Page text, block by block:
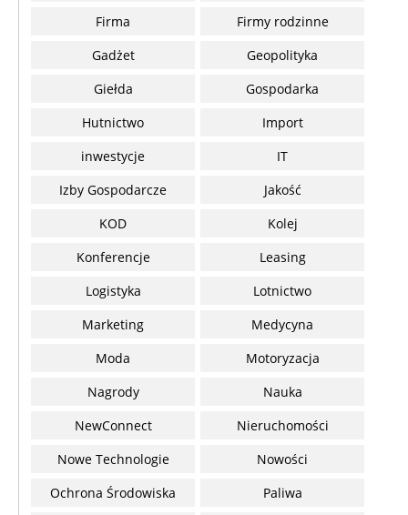
Firma
Firmy rodzinne
Gadżet
Geopolityka
Giełda
Gospodarka
Hutnictwo
Import
inwestycje
IT
Izby Gospodarcze
Jakość
KOD
Kolej
Konferencje
Leasing
Logistyka
Lotnictwo
Marketing
Medycyna
Moda
Motoryzacja
Nagrody
Nauka
NewConnect
Nieruchomości
Nowe Technologie
Nowości
Ochrona Środowiska
Paliwa